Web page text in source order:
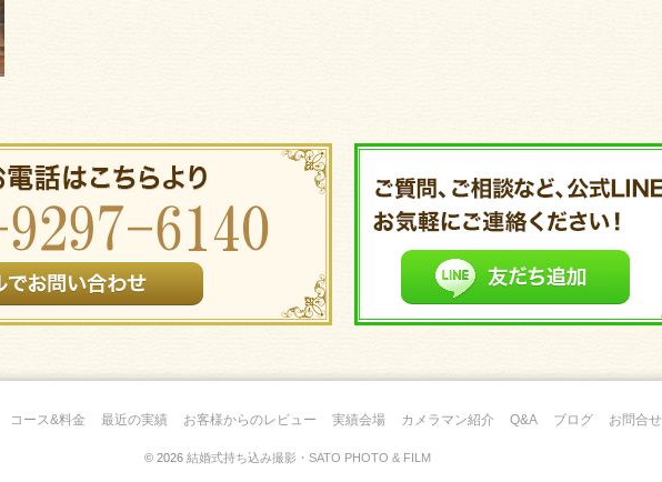
コース&料金 最近の実績 お客様からのレビュー 実績会場 カメラマン紹介 Q&A ブログ お問合せ
© 2026 結婚式持ち込み撮影・SATO PHOTO & FILM